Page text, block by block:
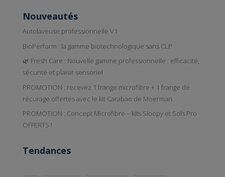
Nouveautés
Autolaveuse professionnelle V1
BioPerform : la gamme biotechnologique sans CLP
🌿 Fresh Care : Nouvelle gamme professionnelle : efficacité,
sécurité et plaisir sensoriel
PROMOTION : recevez 1 frange microfibre + 1 frange de
récurage offertes avec le kit Carabao de Moerman
PROMOTION : Concept Microfibre – kits Sloopy et Sols Pro
OFFERTS !
Tendances